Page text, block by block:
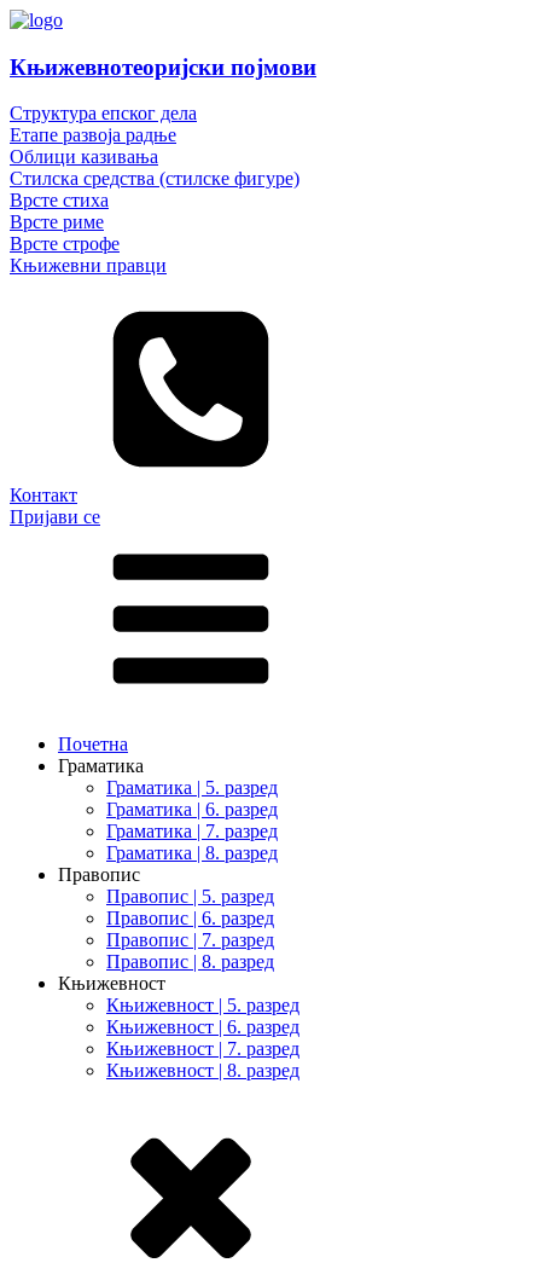
Књижевнотеоријски појмови
Структура епског дела
Етапе развоја радње
Облици казивања
Стилска средства (стилске фигуре)
Врсте стиха
Врсте риме
Врсте строфе
Књижевни правци
Контакт
Пријави се
Почетна
Граматика
Граматика | 5. разред
Граматика | 6. разред
Граматика | 7. разред
Граматика | 8. разред
Правопис
Правопис | 5. разред
Правопис | 6. разред
Правопис | 7. разред
Правопис | 8. разред
Књижевност
Књижевност | 5. разред
Књижевност | 6. разред
Књижевност | 7. разред
Књижевност | 8. разред